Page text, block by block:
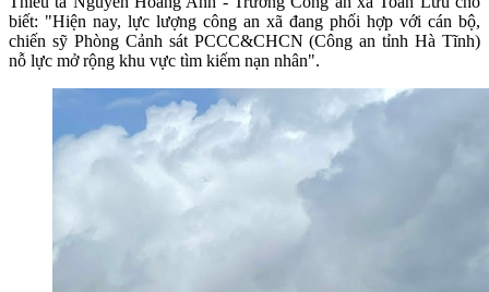
biết: "Hiện nay, lực lượng công an xã đang phối hợp với cán bộ,
chiến sỹ Phòng Cảnh sát PCCC&CHCN (Công an tỉnh Hà Tĩnh)
nỗ lực mở rộng khu vực tìm kiếm nạn nhân".